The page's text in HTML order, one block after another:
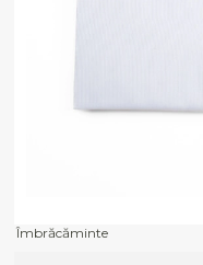
Îmbrăcăminte